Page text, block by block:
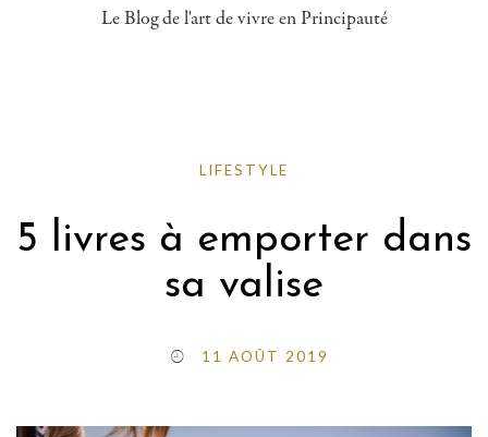
Le Blog de l'art de vivre en Principauté
LIFESTYLE
5 livres à emporter dans
sa valise
11 AOÛT 2019